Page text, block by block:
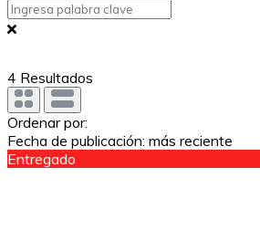
4 Resultados
Ordenar por:
Fecha de publicación: más reciente
Entregado